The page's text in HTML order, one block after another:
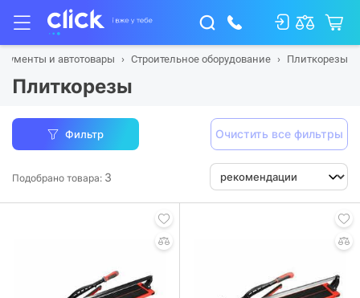
и автотовары Строительное оборудование Плиткорезы
Плиткорезы
Фильтр Очистить все фильтры
Подобрано товара: 3